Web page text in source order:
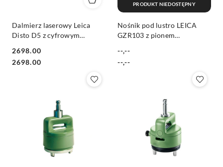
Dalmierz laserowy Leica
Disto D5 z cyfrowym
Cena:
2698.00
Cena:
2698.00
Nośnik pod lustro LEICA
GZR103 z pionem
Cena:
--,--
Cena:
--,--
PRODUKT NIEDOSTĘPNY